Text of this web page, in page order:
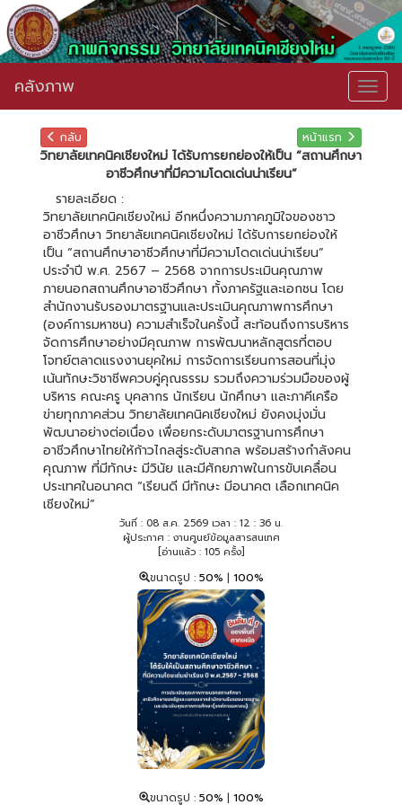
คลังภาพ
กลับ หน้าแรก
วิทยาลัยเทคนิคเชียงใหม่ ได้รับการยกย่องให้เป็น “สถานศึกษา
อาชีวศึกษาที่มีความโดดเด่นน่าเรียน”
รายละเอียด :
วิทยาลัยเทคนิคเชียงใหม่ อีกหนึ่งความภาคภูมิใจของชาว
อาชีวศึกษา วิทยาลัยเทคนิคเชียงใหม่ ได้รับการยกย่องให้
เป็น “สถานศึกษาอาชีวศึกษาที่มีความโดดเด่นน่าเรียน”
ประจำปี พ.ศ. 2567 – 2568 จากการประเมินคุณภาพ
ภายนอกสถานศึกษาอาชีวศึกษา ทั้งภาครัฐและเอกชน โดย
สำนักงานรับรองมาตรฐานและประเมินคุณภาพการศึกษา
(องค์การมหาชน) ความสำเร็จในครั้งนี้ สะท้อนถึงการบริหาร
จัดการศึกษาอย่างมีคุณภาพ การพัฒนาหลักสูตรที่ตอบ
โจทย์ตลาดแรงงานยุคใหม่ การจัดการเรียนการสอนที่มุ่ง
เน้นทักษะวิชาชีพควบคู่คุณธรรม รวมถึงความร่วมมือของผู้
บริหาร คณะครู บุคลากร นักเรียน นักศึกษา และภาคีเครือ
ข่ายทุกภาคส่วน วิทยาลัยเทคนิคเชียงใหม่ ยังคงมุ่งมั่น
พัฒนาอย่างต่อเนื่อง เพื่อยกระดับมาตรฐานการศึกษา
อาชีวศึกษาไทยให้ก้าวไกลสู่ระดับสากล พร้อมสร้างกำลังคน
คุณภาพ ที่มีทักษะ มีวินัย และมีศักยภาพในการขับเคลื่อน
ประเทศในอนาคต “เรียนดี มีทักษะ มีอนาคต เลือกเทคนิค
เชียงใหม่”
วันที่ : 08 ส.ค. 2569 เวลา : 12 : 36 น.
ผู้ประกาศ : งานศูนย์ข้อมูลสารสนเทศ
[อ่านแล้ว : 105 ครั้ง]
ขนาดรูป : 50% | 100%
ขนาดรูป : 50% | 100%